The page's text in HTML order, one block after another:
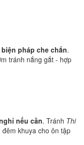
pháp che chắn.
tránh nắng gắt - hợp
nếu cần. Tránh Thi
khuya cho ôn tập